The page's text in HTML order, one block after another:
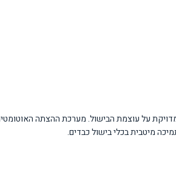
על עוצמת הבישול. מערכת ההצתה
מיטבית בכלי בישול כבדים.